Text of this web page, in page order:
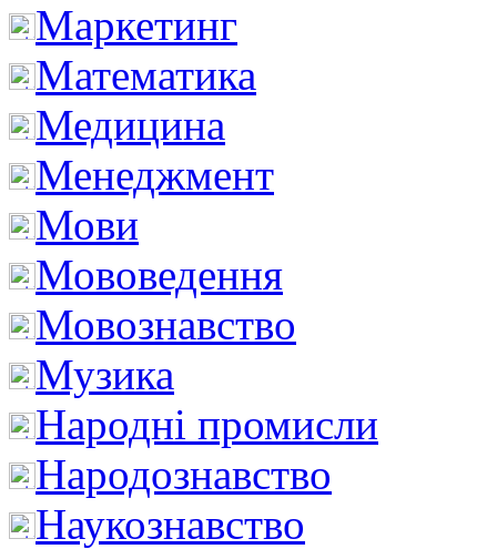
Маркетинг
Математика
Медицина
Менеджмент
Мови
Мововедення
Мовознавство
Музика
Народні промисли
Народознавство
Наукознавство